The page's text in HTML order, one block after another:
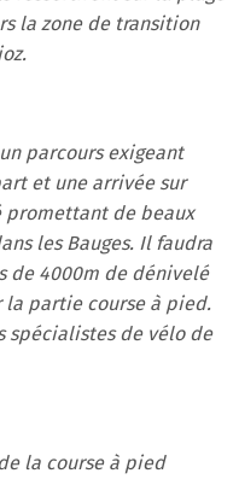
la zone de transition
parcours exigeant
et une arrivée sur
promettant de beaux
les Bauges. Il faudra
de 4000m de dénivelé
la partie course à pied.
spécialistes de vélo de
la course à pied